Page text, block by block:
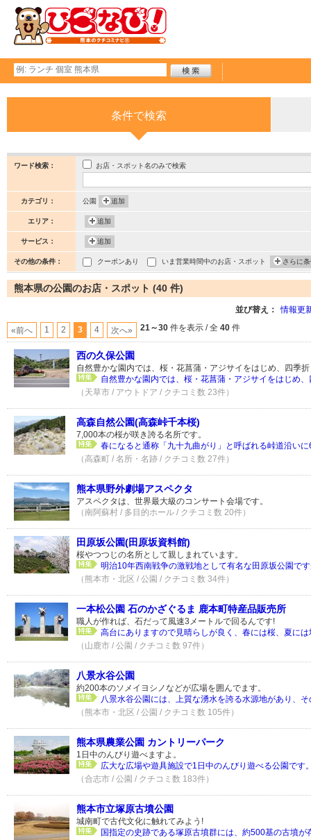
条件で検索
ワード検索： お店・スポット名のみで検索
カテゴリ： 公園 追加
エリア： 追加
サービス： 追加
その他の条件： クーポンあり いま営業時間中のお店・スポット さらに
熊本県の公園のお店・スポット (40 件)
並び替え： 情報更
«前へ 1 2 3 4 次へ» 21～30 件を表示 / 全 40 件
西の久保公園
自然豊かな園内では、桜・花菖蒲・アジサイをはじめ、四季
自然豊かな園内では、桜・花菖蒲・アジサイをはじめ
（天草市 / アウトドア / クチコミ数 23件）
高森自然公園(高森峠千本桜)
7,000本の桜が咲き誇る名所です。
春になると通称「九十九曲がり」と呼ばれる峠道沿い
（高森町 / 名所・名跡 / クチコミ数 27件）
熊本県野外劇場アスペクタ
アスペクタは、世界最大級のコンサート会場です。
（南阿蘇村 / 多目的ホール / クチコミ数 20件）
田原坂公園(田原坂資料館)
桜やつつじの名所として親しまれています。
明治10年西南戦争の激戦地として有名な田原坂公園で
（熊本市・北区 / 公園 / クチコミ数 34件）
一本松公園 石のかざぐるま 鹿本町特産品販売所
職人が作れば、石だって風速3メートルで回るんです!
高台にありますので見晴らしが良く、春には桜、夏に
（山鹿市 / 公園 / クチコミ数 97件）
八景水谷公園
約200本のソメイヨシノなどが広場を囲んでます。
八景水谷公園には、上質な湧水を誇る水源地があり、
（熊本市・北区 / 公園 / クチコミ数 105件）
熊本県農業公園 カントリーパーク
1日中のんびり遊べますよ。
広大な広場や遊具施設で1日中のんびり遊べる公園です
（合志市 / 公園 / クチコミ数 183件）
熊本市立塚原古墳公園
城南町で古代文化に触れてみよう!
国指定の史跡である塚原古墳群には、約500基の古墳が